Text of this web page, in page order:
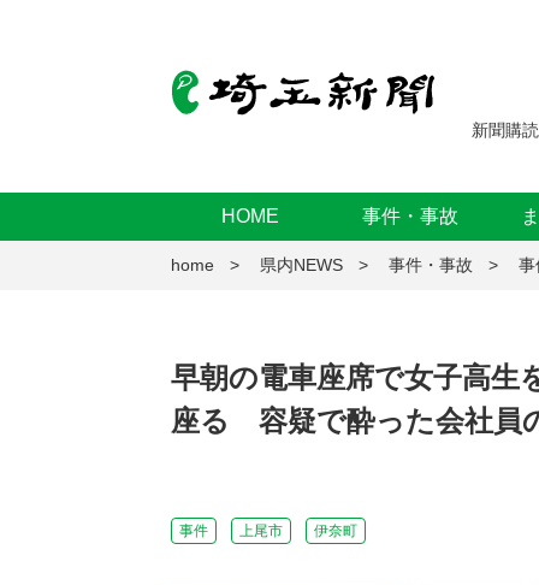
新聞購読
HOME 事件・事故
home 県内NEWS 事件・事故 事
早朝の電車座席で女子高
座る 容疑で酔った会社員
事件 上尾市 伊奈町